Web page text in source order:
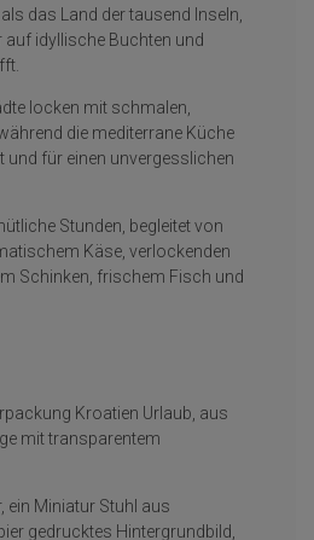
das Land der tausend Inseln,
idyllische Buchten und
locken mit schmalen,
die mediterrane Küche
und für einen unvergesslichen
Stunden, begleitet von
Käse, verlockenden
Schinken, frischem Fisch und
Kroatien Urlaub, aus
mit transparentem
ein Miniatur Stuhl aus
gedrucktes Hintergrundbild,